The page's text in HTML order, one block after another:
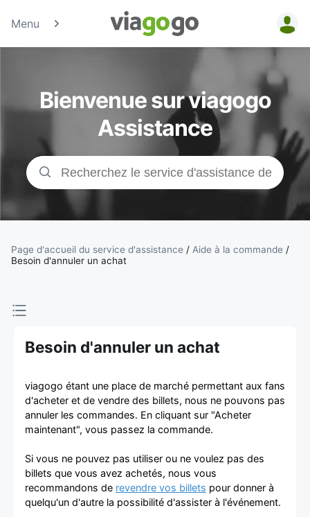
Menu
Billets -
Billet pour
concerts,
événements
sportifs et
théâtre |
viagogo, la
de vente de
billets
Bienvenue sur viagogo
Assistance
Page d'accueil du service d'assistance / Aide à la commande /
Besoin d'annuler un achat
Besoin d'annuler un achat
viagogo étant une place de marché permettant aux fans
d'acheter et de vendre des billets, nous ne pouvons pas
annuler les commandes. En cliquant sur "Acheter
maintenant", vous passez la commande.
Si vous ne pouvez pas utiliser ou ne voulez pas des
billets que vous avez achetés, nous vous
recommandons de revendre vos billets pour donner à
quelqu'un d'autre la possibilité d'assister à l'événement.